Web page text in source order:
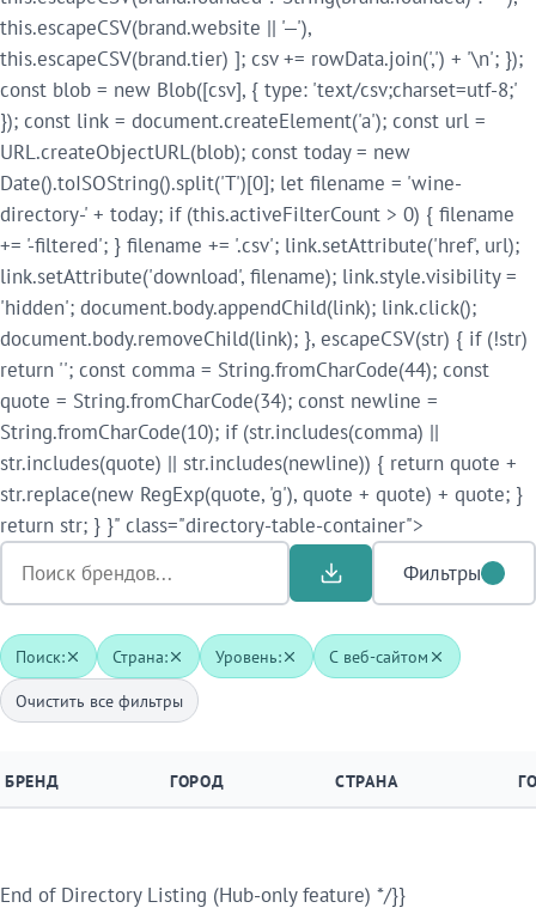
this.escapeCSV(brand.website || '—'),
this.escapeCSV(brand.tier) ]; csv += rowData.join(',') + '\n'; });
const blob = new Blob([csv], { type: 'text/csv;charset=utf-8;'
}); const link = document.createElement('a'); const url =
URL.createObjectURL(blob); const today = new
Date().toISOString().split('T')[0]; let filename = 'wine-
directory-' + today; if (this.activeFilterCount > 0) { filename
+= '-filtered'; } filename += '.csv'; link.setAttribute('href', url);
link.setAttribute('download', filename); link.style.visibility =
'hidden'; document.body.appendChild(link); link.click();
document.body.removeChild(link); }, escapeCSV(str) { if (!str)
return ''; const comma = String.fromCharCode(44); const
quote = String.fromCharCode(34); const newline =
String.fromCharCode(10); if (str.includes(comma) ||
str.includes(quote) || str.includes(newline)) { return quote +
str.replace(new RegExp(quote, 'g'), quote + quote) + quote; }
return str; } }" class="directory-table-container">
Фильтры
Поиск: Страна: Уровень:
С веб-сайтом
Очистить все фильтры
БРЕНД ГОРОД СТРАНА
End of Directory Listing (Hub-only feature) */}}